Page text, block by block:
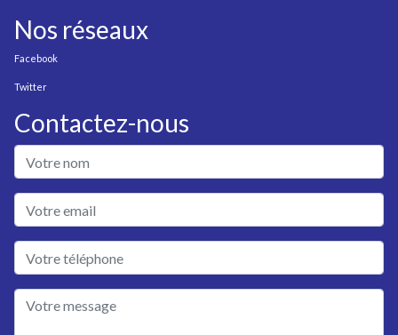
Nos réseaux
Facebook
Twitter
Contactez-nous